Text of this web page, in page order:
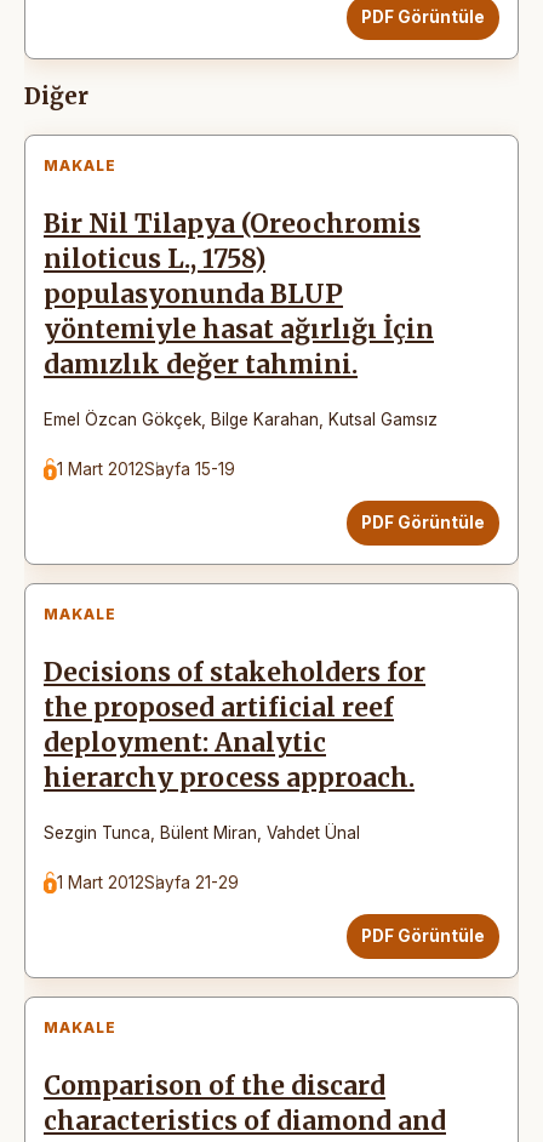
PDF Görüntüle
Diğer
MAKALE
Bir Nil Tilapya (Oreochromis
niloticus L., 1758)
populasyonunda BLUP
yöntemiyle hasat ağırlığı İçin
damızlık değer tahmini.
Emel Özcan Gökçek Bilge Karahan Kutsal Gamsız
1 Mart 2012Sayfa 15-19
PDF Görüntüle
MAKALE
Decisions of stakeholders for
the proposed artificial reef
deployment: Analytic
hierarchy process approach.
Sezgin Tunca Bülent Miran Vahdet Ünal
1 Mart 2012Sayfa 21-29
PDF Görüntüle
MAKALE
Comparison of the discard
characteristics of diamond and